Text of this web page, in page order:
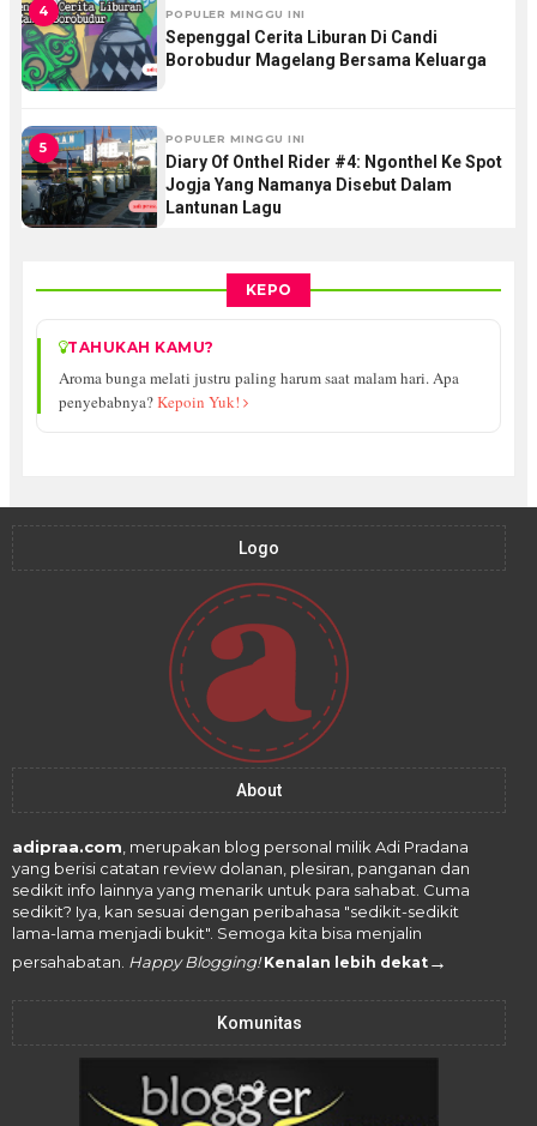
4 POPULER MINGGU INI
Sepenggal Cerita Liburan Di Candi
Borobudur Magelang Bersama Keluarga
5 POPULER MINGGU INI
Diary Of Onthel Rider #4: Ngonthel Ke Spot
Jogja Yang Namanya Disebut Dalam
Lantunan Lagu
KEPO
TAHUKAH KAMU?
Aroma bunga melati justru paling harum saat malam hari. Apa
penyebabnya?Kepoin Yuk!
Logo
About
adipraa.com , merupakan blog personal milik Adi Pradana
yang berisi catatan review dolanan, plesiran, panganan dan
sedikit info lainnya yang menarik untuk para sahabat. Cuma
sedikit? Iya, kan sesuai dengan peribahasa "sedikit-sedikit
lama-lama menjadi bukit". Semoga kita bisa menjalin
persahabatan. Happy Blogging! Kenalan lebih dekat →
Komunitas